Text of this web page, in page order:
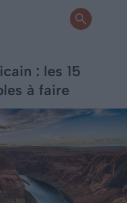
: les 15
à faire